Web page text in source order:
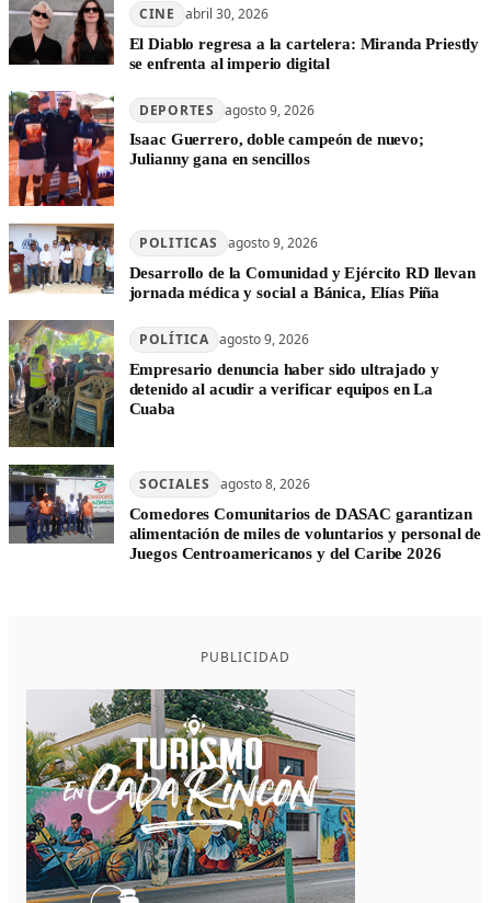
CINE abril 30, 2026
El Diablo regresa a la cartelera: Miranda Priestly
se enfrenta al imperio digital
DEPORTES agosto 9, 2026
Isaac Guerrero, doble campeón de nuevo;
Julianny gana en sencillos
POLITICAS agosto 9, 2026
Desarrollo de la Comunidad y Ejército RD llevan
jornada médica y social a Bánica, Elías Piña
POLÍTICA agosto 9, 2026
Empresario denuncia haber sido ultrajado y
detenido al acudir a verificar equipos en La
Cuaba
SOCIALES agosto 8, 2026
Comedores Comunitarios de DASAC garantizan
alimentación de miles de voluntarios y personal de
Juegos Centroamericanos y del Caribe 2026
PUBLICIDAD